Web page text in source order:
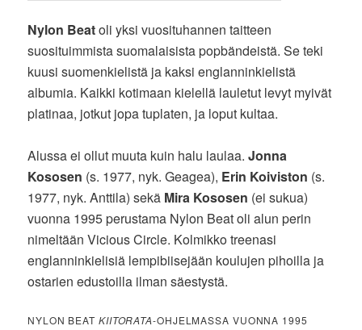
Nylon Beatoli yksi vuosituhannen taitteen
suosituimmista suomalaisista popbändeistä. Se teki
kuusi suomenkielistä ja kaksi englanninkielistä
albumia. Kaikki kotimaan kielellä lauletut levyt myivät
platinaa, jotkut jopa tuplaten, ja loput kultaa.
Alussa ei ollut muuta kuin halu laulaa.Jonna
Kososen (s. 1977, nyk. Geagea), Erin Koiviston (s.
1977, nyk. Anttila) sekä Mira Kososen (ei sukua)
vuonna 1995 perustama Nylon Beat oli alun perin
nimeltään Vicious Circle. Kolmikko treenasi
englanninkielisiä lempibiisejään koulujen pihoilla ja
ostarien edustoilla ilman säestystä.
NYLON BEAT KIITORATA-OHJELMASSA VUONNA 1995